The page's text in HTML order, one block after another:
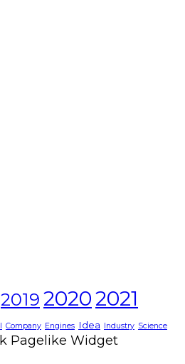
2019 20202021
Company Engines Idea Industry Science